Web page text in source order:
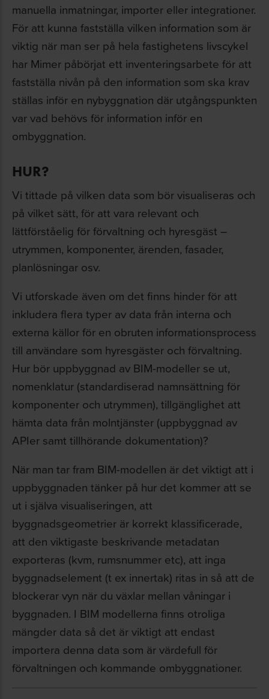
manuella inmatningar, importer eller integrationer.
För att kunna fastställa vilken information som är
viktig när man ser på hela fastighetens livscykel
har Mimer påbörjat ett inventeringsarbete för att
fastställa nivån på den information som ska krav
ställas inför en nybyggnation där utgångspunkten
var vad behövs för information inför en
ombyggnation.
HUR?
Vi tittade på vilken data som bör visualiseras och
på vilket sätt, för att vara relevant och
lättförståelig för förvaltning och hyresgäst –
utrymmen, komponenter, ärenden, fasader,
planlösningar osv.
Vi utforskade även om det finns hinder för att
inkludera flera typer av data från interna och
externa källor för en obruten informationsprocess
till användare som hyresgäster och förvaltning.
Hur bör uppbyggnad av BIM-modeller se ut,
nomenklatur (standardiserad namnsättning för
komponenter och utrymmen), tillgänglighet att
hämta data från molntjänster (uppbyggnad av
APIer samt tillhörande dokumentation)?
När man tar fram BIM-modellen är det viktigt att i
uppbyggnaden tänker på hur det kommer att se
ut i själva visualiseringen, att
byggnadsgeometrier är korrekt klassificerade,
att den viktigaste beskrivande metadatan
exporteras (kvm, rumsnummer etc), att inga
byggnadselement (t ex innertak) ritas in så att de
blockerar vyn när du växlar mellan våningar i
byggnaden. I BIM modellerna finns otroliga
mängder data så det är viktigt att endast
importera denna data som är värdefull för
förvaltningen och kommande ombyggnationer.